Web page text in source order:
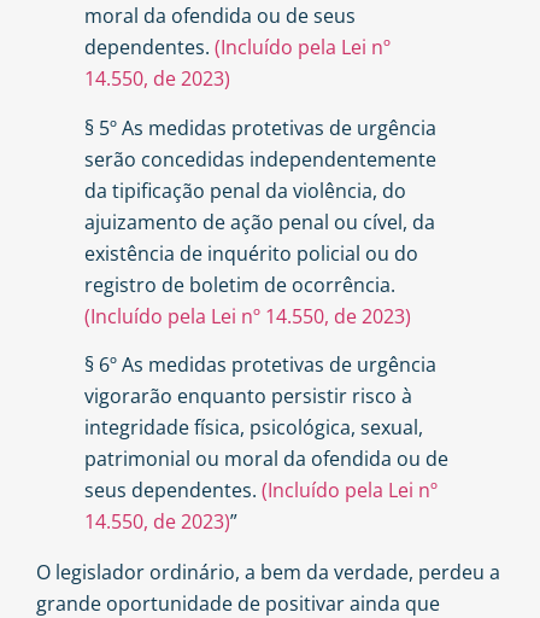
moral da ofendida ou de seus
dependentes. (Incluído pela Lei nº
14.550, de 2023)
§ 5º As medidas protetivas de urgência
serão concedidas independentemente
da tipificação penal da violência, do
ajuizamento de ação penal ou cível, da
existência de inquérito policial ou do
registro de boletim de ocorrência.
(Incluído pela Lei nº 14.550, de 2023)
§ 6º As medidas protetivas de urgência
vigorarão enquanto persistir risco à
integridade física, psicológica, sexual,
patrimonial ou moral da ofendida ou de
seus dependentes. (Incluído pela Lei nº
14.550, de 2023)”
O legislador ordinário, a bem da verdade, perdeu a
grande oportunidade de positivar ainda que